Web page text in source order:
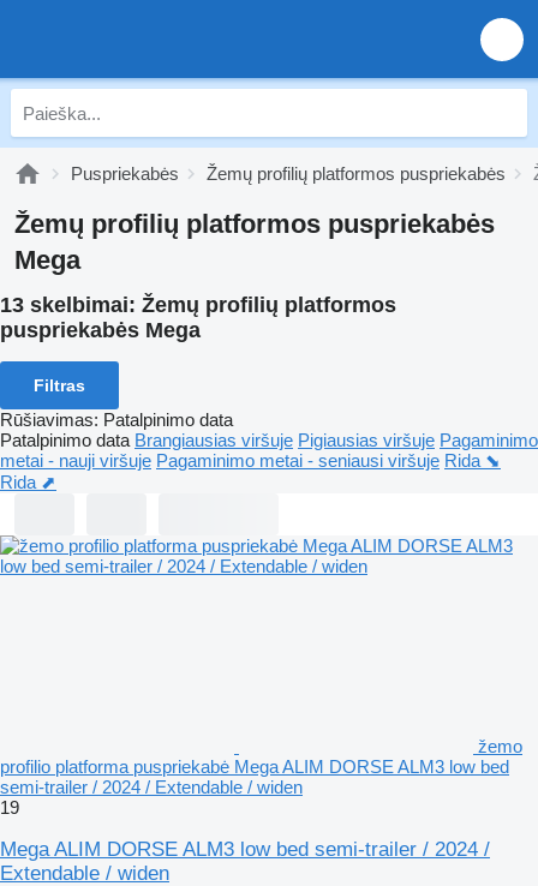
Puspriekabės Žemų profilių platformos puspriekabės
Žemų profilių platformos puspriekabės
Mega
13 skelbimai: Žemų profilių platformos
puspriekabės Mega
Filtras
Rūšiavimas: Patalpinimo data
Patalpinimo data Brangiausias viršuje Pigiausias viršuje Pagaminimo
metai - nauji viršuje Pagaminimo metai - seniausi viršuje Rida ⬊
Rida ⬈
žemo
profilio platforma puspriekabė Mega ALIM DORSE ALM3 low bed
semi-trailer / 2024 / Extendable / widen
19
Mega ALIM DORSE ALM3 low bed semi-trailer / 2024 /
Extendable / widen